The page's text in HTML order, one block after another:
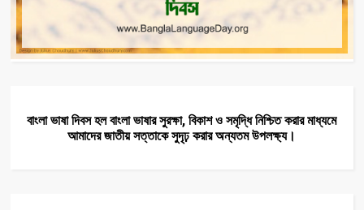
বাংলা ভাষা দিবস হল বাংলা ভাষার সুরক্ষা, বিকাশ ও সমৃদ্ধি নিশ্চিত করার মাধ্যমে
আমাদের জাতীয় সত্তাকে সুদৃঢ় করার অন্যতম উপলক্ষ্য।